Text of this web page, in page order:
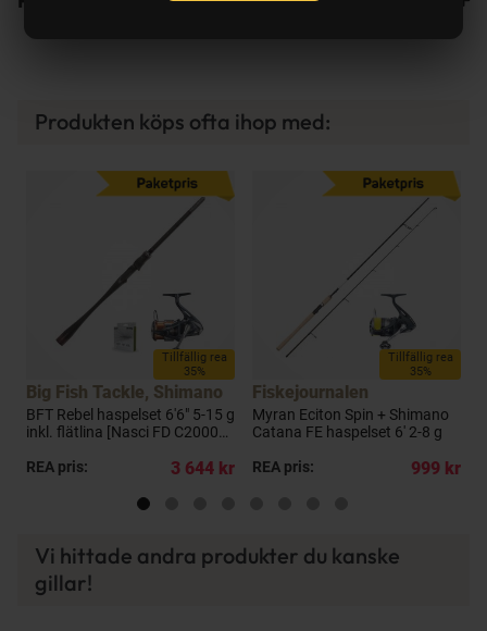
Produkten köps ofta ihop med:
Tillfällig rea
35%
Big Fish Tackle, Shimano
BFT Rebel haspelset 6'6" 5-15 g
inkl. flätlina [Nasci FD C2000S
REA pris:
3 644 kr
Tillfällig rea
35%
Fiskejournalen
Myran Eciton Spin + Shimano
Catana FE haspelset 6' 2-8 g
REA pris:
999 kr
Vi hittade andra produkter du kanske
gillar!